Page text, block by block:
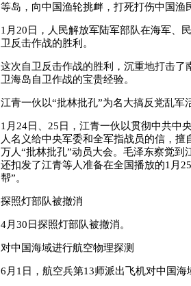
等岛，向中国渔轮挑衅，打死打伤中国
1月20日，人民解放军陆军部队在海军、
卫反击作战的胜利。
这次自卫反击作战的胜利，沉重地打击
卫海岛自卫作战的宝贵经验。
江青一伙以“批林批孔”为名大搞反党乱军
1月24日、25日，江青一伙以贯彻中共中
人名义给中央军委和全军指战员的信，
万人“批林批孔”动员大会。毛泽东察觉
还扣发了江青等人准备在全国播放的1月
帮”。
探照灯部队被撤消
4月30日探照灯部队被撤消。
对中国海域进行航空物理探测
6月1日，航空兵第13师派出飞机对中国